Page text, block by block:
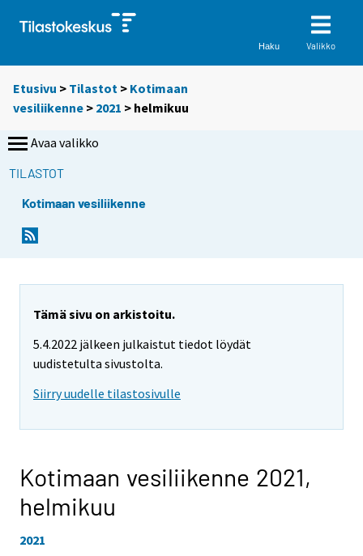
Haku Valikko
Etusivu > Tilastot > Kotimaan
vesiliikenne > 2021 > helmikuu
Avaa valikko
TILASTOT
Kotimaan vesiliikenne
Tämä sivu on arkistoitu.
5.4.2022 jälkeen julkaistut tiedot löydät
uudistetulta sivustolta.
Siirry uudelle tilastosivulle
Kotimaan vesiliikenne 2021,
helmikuu
2021